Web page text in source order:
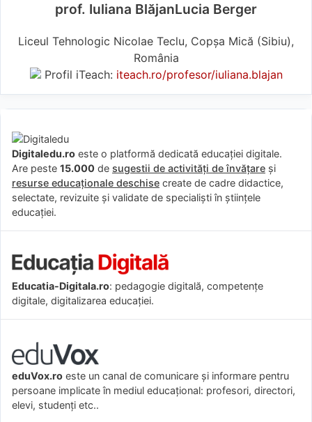
prof. Iuliana BlăjanLucia Berger
Liceul Tehnologic Nicolae Teclu, Copșa Mică (Sibiu),
România
Profil iTeach: iteach.ro/profesor/iuliana.blajan
Digitaledu.ro este o platformă dedicată educației digitale.
Are peste 15.000 de sugestii de activități de învățare și
resurse educaționale deschise create de cadre didactice,
selectate, revizuite și validate de specialiști în științele
educației.
Educatia-Digitala.ro: pedagogie digitală, competențe
digitale, digitalizarea educației.
eduVox.ro este un canal de comunicare și informare pentru
persoane implicate în mediul educațional: profesori, directori,
elevi, studenți etc..